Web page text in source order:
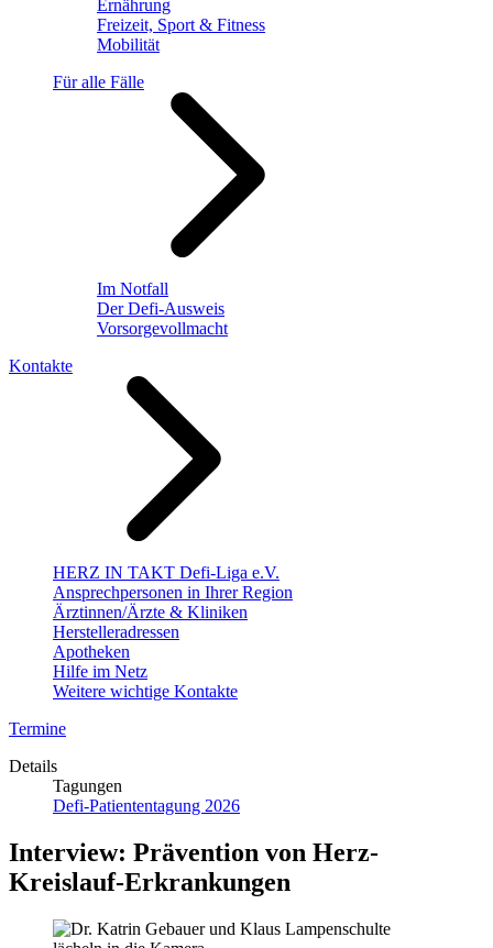
Ernährung
Freizeit, Sport & Fitness
Mobilität
Für alle Fälle
Im Notfall
Der Defi-Ausweis
Vorsorgevollmacht
Kontakte
HERZ IN TAKT Defi-Liga e.V.
Ansprechpersonen in Ihrer Region
Ärztinnen/Ärzte & Kliniken
Herstelleradressen
Apotheken
Hilfe im Netz
Weitere wichtige Kontakte
Termine
Details
Tagungen
Defi-Patiententagung 2026
Interview: Prävention von Herz-
Kreislauf-Erkrankungen